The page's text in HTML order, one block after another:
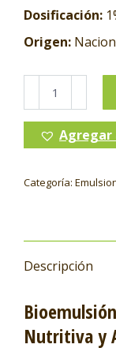
Dosificación:
Origen:
Categoría:
Descripción
Nutritiva y